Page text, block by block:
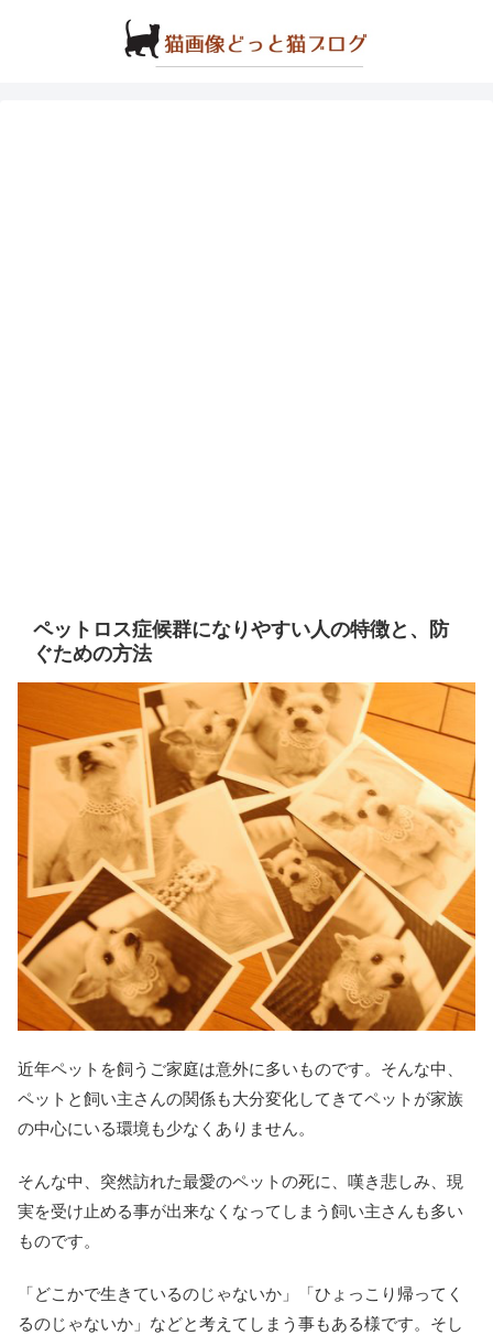
ペットロス症候群になりやすい人の特徴と、防
ぐための方法
近年ペットを飼うご家庭は意外に多いものです。そんな中、
ペットと飼い主さんの関係も大分変化してきてペットが家族
の中心にいる環境も少なくありません。
そんな中、突然訪れた最愛のペットの死に、嘆き悲しみ、現
実を受け止める事が出来なくなってしまう飼い主さんも多い
ものです。
「どこかで生きているのじゃないか」「ひょっこり帰ってく
るのじゃないか」などと考えてしまう事もある様です。そし